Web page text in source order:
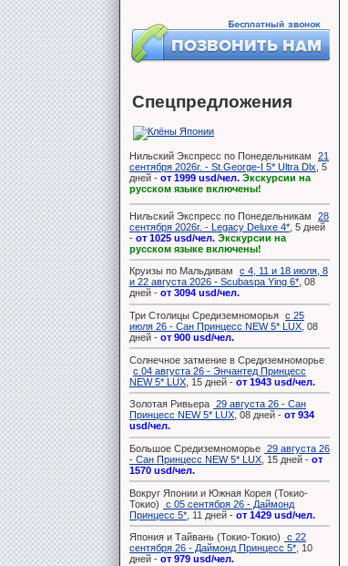
Спецпредложения
Нильский Экспресс по Понедельникам
21
сентября 2026г. - St.George-I 5* Ultra Dlx , 5
дней - от 1999 usd/чел. Экскурсии на
русском языке включены!
Нильский Экспресс по Понедельникам
28
сентября 2026г. - Legacy Deluxe 4* , 5 дней
- от 1025 usd/чел. Экскурсии на
русском языке включены!
Круизы по Мальдивам
с 4, 11 и 18 июля, 8
и 22 августа 2026 - Scubaspa Ying 6* , 08
дней - от 3094 usd/чел.
Три Столицы Средиземноморья с 25
июля 26 - Сан Принцесс NEW 5* LUX , 08
дней - от 900 usd/чел.
Солнечное затмение в Средиземноморье
с 04 августа 26 - Энчантед Принцесс
NEW 5* LUX , 15 дней - от 1943 usd/чел.
Золотая Ривьера 29 августа 26 - Сан
Принцесс NEW 5* LUX , 08 дней - от 934
usd/чел.
Большое Средиземноморье 29 августа 26
- Сан Принцесс NEW 5* LUX , 15 дней - от
1570 usd/чел.
Вокруг Японии и Южная Корея (Токио-
Токио)
с 05 сентября 26 - Даймонд
Принцесс 5* , 11 дней - от 1429 usd/чел.
Япония и Тайвань (Токио-Токио)
с 22
сентября 26 - Даймонд Принцесс 5* , 10
дней - от 979 usd/чел.